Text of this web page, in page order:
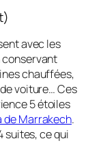
avec les
conservant
chauffées,
voiture… Ces
5 étoiles
de Marrakech.
suites, ce qui